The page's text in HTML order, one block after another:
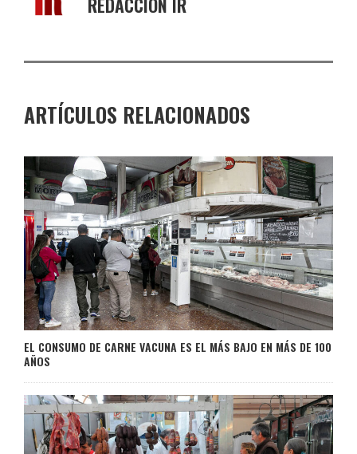
ARTÍCULOS RELACIONADOS
EL CONSUMO DE CARNE VACUNA ES EL MÁS BAJO EN MÁS DE 100
AÑOS